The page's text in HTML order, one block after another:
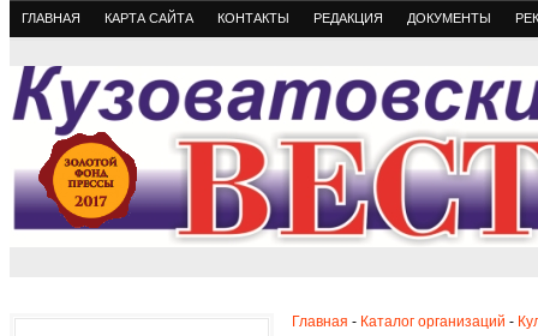
ГЛАВНАЯ КАРТА САЙТА КОНТАКТЫ РЕДАКЦИЯ ДОКУМЕНТЫ
Главная - Каталог организаций -